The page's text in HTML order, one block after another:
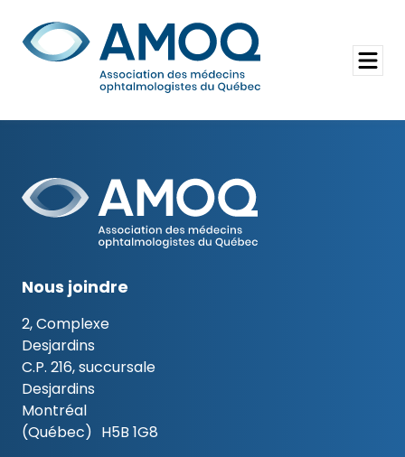
contenu
Rechercher
Ouvrir
le
Nous joindre
2, Complexe
Desjardins
C.P. 216, succursale
Desjardins
Montréal
(Québec) H5B 1G8